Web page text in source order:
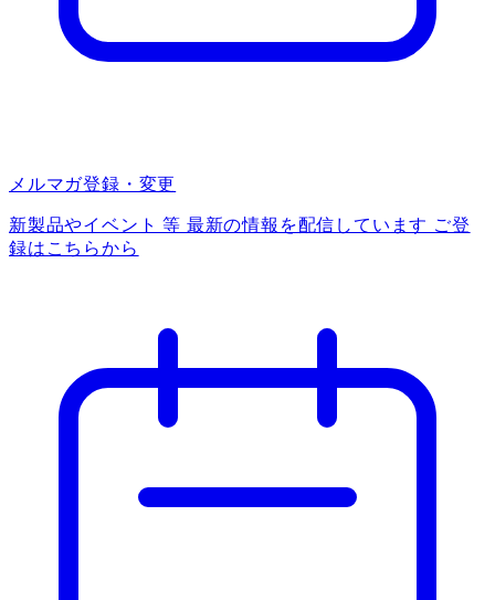
メルマガ登録・変更
新製品やイベント 等 最新の情報を配信しています ご登
録はこちらから